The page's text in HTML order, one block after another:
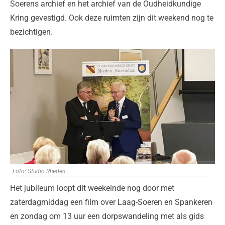
Soerens archief en het archief van de Oudheidkundige
Kring gevestigd. Ook deze ruimten zijn dit weekend nog te
bezichtigen.
Foto: Studio Rheden
Het jubileum loopt dit weekeinde nog door met
zaterdagmiddag een film over Laag-Soeren en Spankeren
en zondag om 13 uur een dorpswandeling met als gids